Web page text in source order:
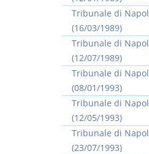
Tribunale di
(16/03/1989)
Tribunale di
(12/07/1989)
Tribunale di
(08/01/1993)
Tribunale di
(12/05/1993)
Tribunale di
(23/07/1993)